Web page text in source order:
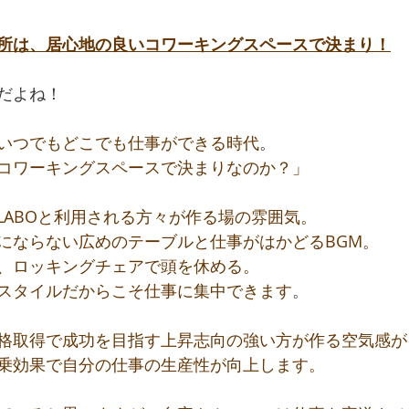
は、居心地の良いコワーキングスペースで決まり！
よね！
つでもどこでも仕事ができる時代。
ワーキングスペースで決まりなのか？」
と利用される方々が作る場の雰囲気。
ならない広めのテーブルと仕事がはかどるBGM。
ロッキングチェアで頭を休める。
タイルだからこそ仕事に集中できます。
取得で成功を目指す上昇志向の強い方が作る空気感
効果で自分の仕事の生産性が向上します。